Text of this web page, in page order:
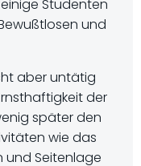
Studenten
und
aber untätig
der
später den
wie das
und Seitenlage